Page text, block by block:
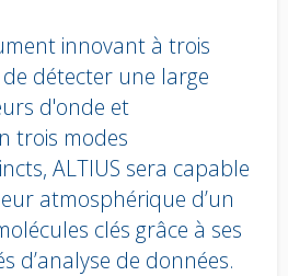
innovant à trois
détecter une large
d'onde et
trois modes
ALTIUS sera capable
atmosphérique d’un
clés grâce à ses
d’analyse de données.